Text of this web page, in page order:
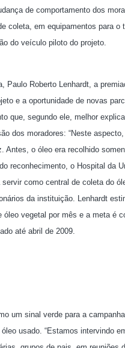
de comportamento dos
coleta, em equipamentos para o
do veículo piloto do projeto.
Paulo Roberto Lenhardt, a
e a oportunidade de novas
que, segundo ele, melhor
dos moradores: “Neste
Antes, o óleo era recolhido
reconhecimento, o Hospital da
servir como central de coleta do
da instituição. Lenhardt
óleo vegetal por mês e a meta é
até abril de 2009.
um sinal verde para a
usado. “Estamos intervindo